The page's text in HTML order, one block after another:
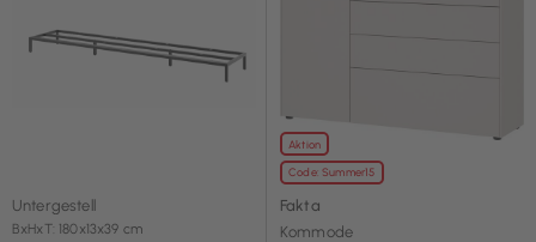
Untergestell
BxHxT: 180x13x39 cm
Aktion
Code: Summer15
Fakta
Kommode